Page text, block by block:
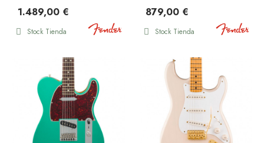
1.489,00 €
Stock Tienda
879,00 €
Stock Tienda